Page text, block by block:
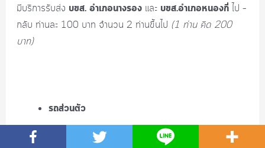
มีบริการรับส่ง บขส. อำเภอนางรองและ บขส.อำเภอหนองกี่ไป –
กลับ ท่านละ 100 บาท จำนวน 2 ท่านขึ้นไป (1 ท่าน คิด 200
บาท)
รถส่วนตัว
จากถนนสายโชคชัย-เดชอุดม บริเวณสามแยกบ้านหัวถนน จะมี